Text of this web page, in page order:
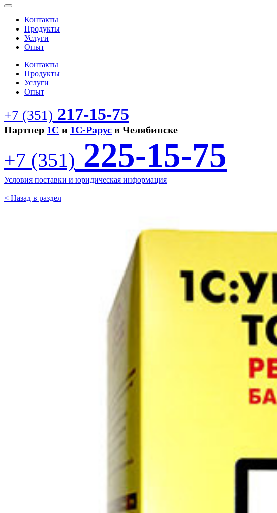
Контакты
Продукты
Услуги
Опыт
Контакты
Продукты
Услуги
Опыт
+7 (351) 217-15-75
Партнер 1С и 1С-Рарус в Челябинске
+7 (351) 225-15-75
Условия поставки и юридическая информация
< Назад в раздел